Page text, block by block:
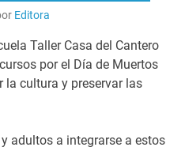
Editora
Taller Casa del Cantero
por el Día de Muertos
cultura y preservar las
adultos a integrarse a estos